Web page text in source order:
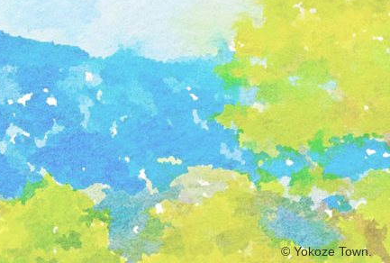
© Yokoze Town.